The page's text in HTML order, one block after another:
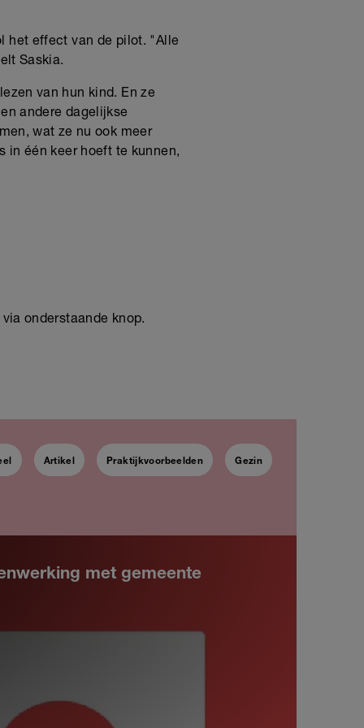
het effect van de pilot. "Alle
Saskia.
van hun kind. En ze
andere dagelijkse
wat ze nu ook meer
in één keer hoeft te kunnen,
onderstaande knop.
Artikel Praktijkvoorbeelden Gezin
met gemeente